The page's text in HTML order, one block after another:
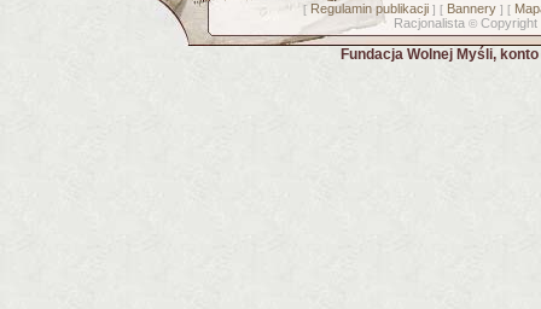
[ Regulamin publikacji] [ Bannery] [
Racjonalista © Copyright
Fundacja Wolnej Myśli,